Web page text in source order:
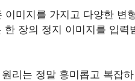
이미지를 가지고 다양한 변
장의 정지 이미지를 입
리는 정말 흥미롭고 복잡